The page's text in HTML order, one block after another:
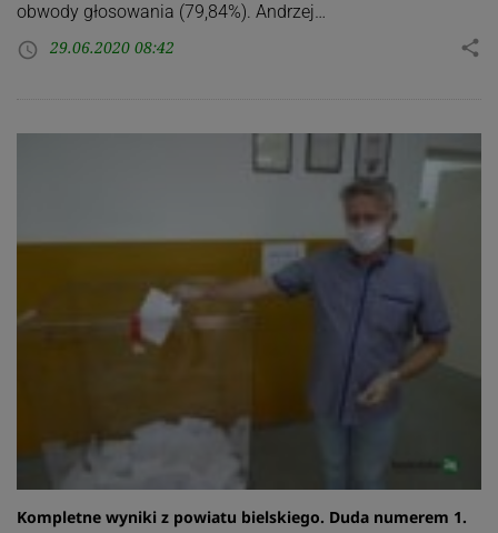
obwody głosowania (79,84%). Andrzej…
access_time 29.06.2020 08:42 share
Kompletne wyniki z powiatu bielskiego. Duda numerem 1.